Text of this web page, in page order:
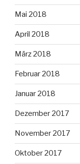
Mai 2018
April 2018
März 2018
Februar 2018
Januar 2018
Dezember 2017
November 2017
Oktober 2017